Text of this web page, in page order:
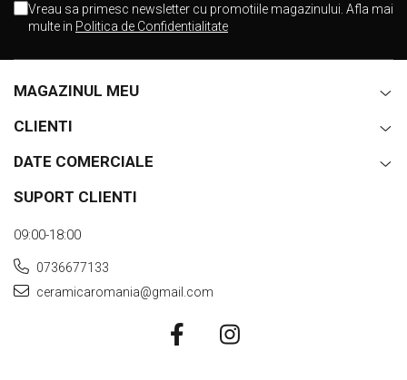
Vreau sa primesc newsletter cu promotiile magazinului. Afla mai
multe in Politica de Confidentialitate
MAGAZINUL MEU
CLIENTI
DATE COMERCIALE
SUPORT CLIENTI
09:00-18:00
0736677133
ceramicaromania@gmail.com